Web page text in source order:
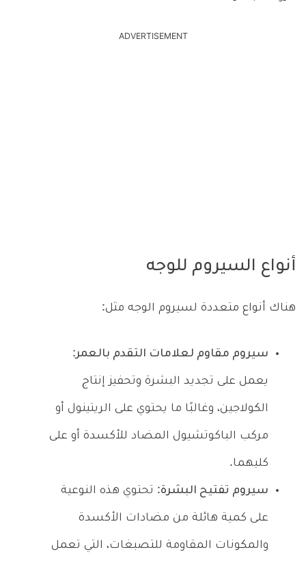
ADVERTISEMENT
أنواع السيروم للوجه
هناك أنواع متعددة لسيروم الوجه مثل:
سيروم مقاوم لعلامات التقدم بالعمر:
يعمل على تجديد البشرة وتحفيز إنتاج
الكولاجين، وغالبًا ما يحتوي على الريتينول أو
مركب الباكوتشيول المضاد للأكسدة أو على
كليهما.
سيروم تفتيح البشرة: تحتوي هذه النوعية
على كمية هائلة من مضادات الأكسدة
والمكونات المقاومة للتصبغات، التي تعمل